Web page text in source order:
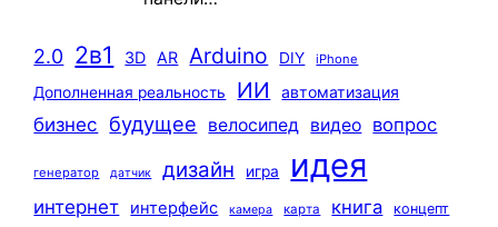
2.0 2в1 3D AR Arduino DIY iPhone
Дополненная реальность ИИ автоматизация
бизнес будущее велосипед видео вопрос
генератор датчик дизайн игра идея
интернет интерфейс камера карта книга
концепт